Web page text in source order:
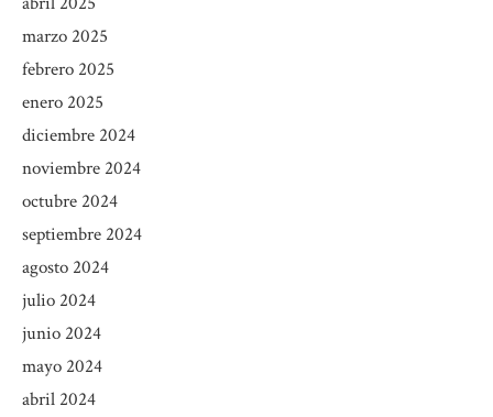
marzo 2025
febrero 2025
enero 2025
diciembre 2024
noviembre 2024
octubre 2024
septiembre 2024
agosto 2024
julio 2024
junio 2024
mayo 2024
abril 2024